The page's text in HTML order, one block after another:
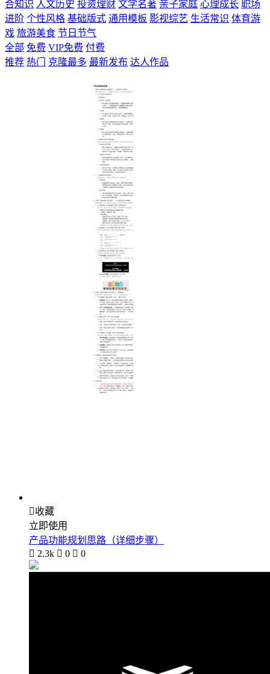
合知识 人文历史 投资理财 文学名著 亲子家庭 心理成长 职场
进阶 个性风格 基础版式 通用模板 影视综艺 生活常识 体育游
戏 旅游美食 节日节气
全部 免费 VIP免费 付费
推荐 热门 克隆最多 最新发布 达人作品
收藏
立即使用
产品功能规划思路（详细步骤）
 2.3k  0  0